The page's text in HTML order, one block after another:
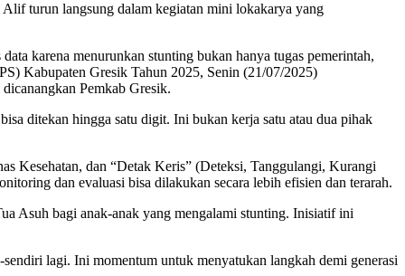
turun langsung dalam kegiatan mini lokakarya yang
karena menurunkan stunting bukan hanya tugas pemerintah,
Kabupaten Gresik Tahun 2025, Senin (21/07/2025)
Pemkab Gresik.
ditekan hingga satu digit. Ini bukan kerja satu atau dua pihak
Kesehatan, dan “Detak Keris” (Deteksi, Tanggulangi, Kurangi
dan evaluasi bisa dilakukan secara lebih efisien dan terarah.
Asuh bagi anak-anak yang mengalami stunting. Inisiatif ini
lagi. Ini momentum untuk menyatukan langkah demi generasi